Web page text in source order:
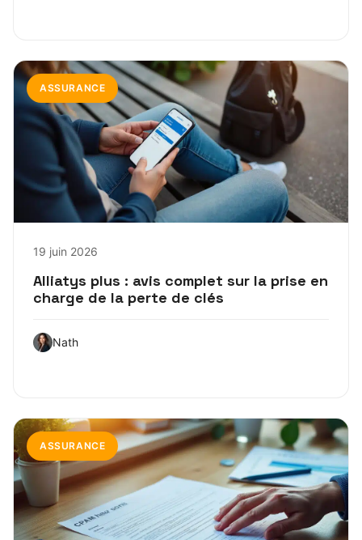
ASSURANCE
19 juin 2026
Alliatys plus : avis complet sur la prise en
charge de la perte de clés
Nath
ASSURANCE